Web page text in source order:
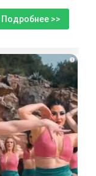
Подробнее >>
i